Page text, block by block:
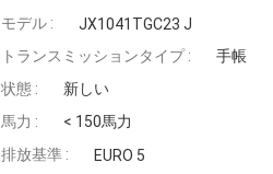
モデル :
JX1041TGC23 J
トランスミッションタイプ :
手帳
状態 :
新しい
馬力 :
< 150馬力
排放基準 :
EURO 5